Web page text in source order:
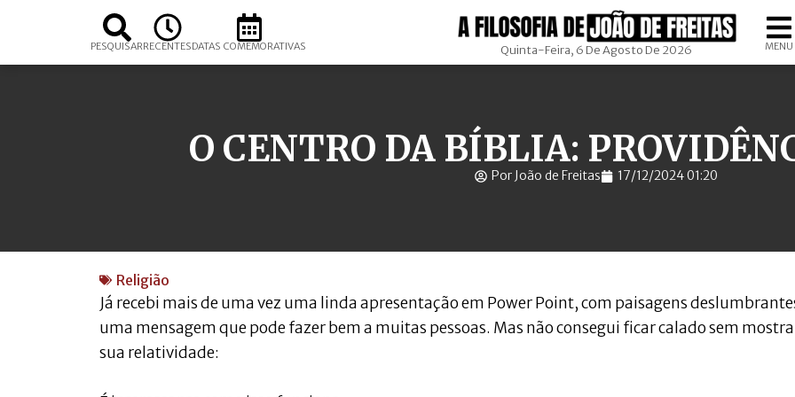
PESQUISARRECENTESDATAS COMEMORATIVAS Quinta-Feira, 6 De Agosto De 2026 MENU
O CENTRO DA BÍBLIA:
Por João de Freitas 17/12/2024 01:20
Religião
Já recebi mais de uma vez uma linda apresentação em Power Point, com paisagens
uma mensagem que pode fazer bem a muitas pessoas. Mas não consegui ficar calado sem
sua relatividade: